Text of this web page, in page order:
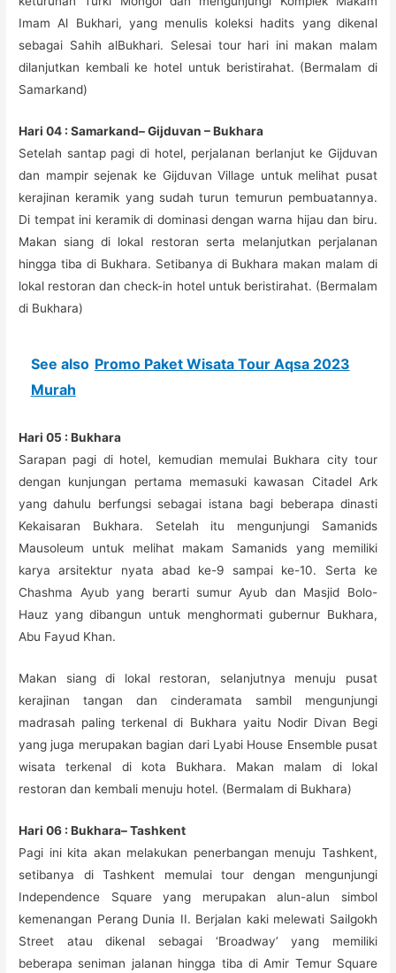
Imam Al Bukhari, yang menulis koleksi hadits yang dikenal
sebagai Sahih alBukhari. Selesai tour hari ini makan malam
dilanjutkan kembali ke hotel untuk beristirahat. (Bermalam di
Samarkand)
Hari 04 : Samarkand– Gijduvan – Bukhara
Setelah santap pagi di hotel, perjalanan berlanjut ke Gijduvan
dan mampir sejenak ke Gijduvan Village untuk melihat pusat
kerajinan keramik yang sudah turun temurun pembuatannya.
Di tempat ini keramik di dominasi dengan warna hijau dan biru.
Makan siang di lokal restoran serta melanjutkan perjalanan
hingga tiba di Bukhara. Setibanya di Bukhara makan malam di
lokal restoran dan check-in hotel untuk beristirahat. (Bermalam
di Bukhara)
See also Promo Paket Wisata Tour Aqsa 2023
Murah
Hari 05 : Bukhara
Sarapan pagi di hotel, kemudian memulai Bukhara city tour
dengan kunjungan pertama memasuki kawasan Citadel Ark
yang dahulu berfungsi sebagai istana bagi beberapa dinasti
Kekaisaran Bukhara. Setelah itu mengunjungi Samanids
Mausoleum untuk melihat makam Samanids yang memiliki
karya arsitektur nyata abad ke-9 sampai ke-10. Serta ke
Chashma Ayub yang berarti sumur Ayub dan Masjid Bolo-
Hauz yang dibangun untuk menghormati gubernur Bukhara,
Abu Fayud Khan.
Makan siang di lokal restoran, selanjutnya menuju pusat
kerajinan tangan dan cinderamata sambil mengunjungi
madrasah paling terkenal di Bukhara yaitu Nodir Divan Begi
yang juga merupakan bagian dari Lyabi House Ensemble pusat
wisata terkenal di kota Bukhara. Makan malam di lokal
restoran dan kembali menuju hotel. (Bermalam di Bukhara)
Hari 06 : Bukhara– Tashkent
Pagi ini kita akan melakukan penerbangan menuju Tashkent,
setibanya di Tashkent memulai tour dengan mengunjungi
Independence Square yang merupakan alun-alun simbol
kemenangan Perang Dunia II. Berjalan kaki melewati Sailgokh
Street atau dikenal sebagai ‘Broadway’ yang memiliki
beberapa seniman jalanan hingga tiba di Amir Temur Square